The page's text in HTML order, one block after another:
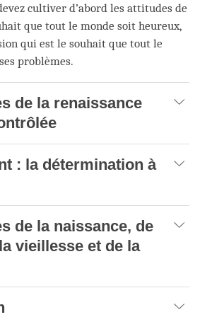
cultiver d’abord les attitudes de
que tout le monde soit heureux,
qui est le souhait que tout le
problèmes.
de la renaissance
: la détermination à
de la naissance, de
vieillesse et de la